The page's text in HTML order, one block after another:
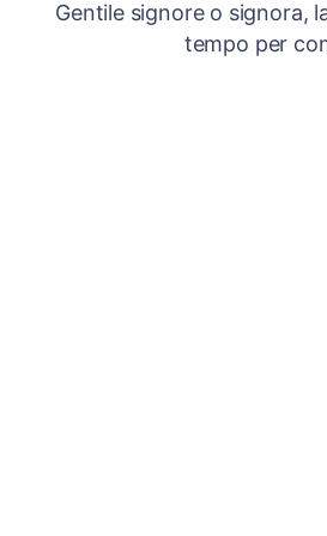
Gentile signore o signora,
tempo per